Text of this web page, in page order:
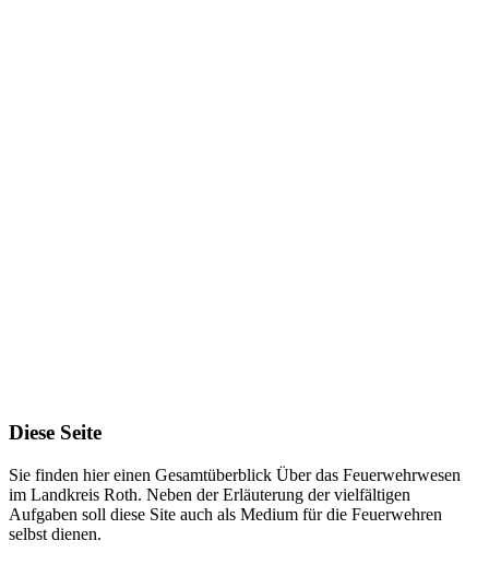
Diese Seite
Sie finden hier einen Gesamtüberblick Über das Feuerwehrwesen
im Landkreis Roth. Neben der Erläuterung der vielfältigen
Aufgaben soll diese Site auch als Medium für die Feuerwehren
selbst dienen.